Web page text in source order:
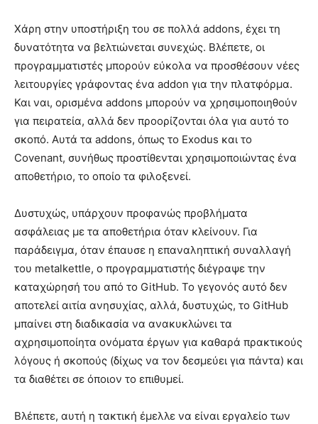
Χάρη στην υποστήριξη του σε πολλά addons, έχει τη
δυνατότητα να βελτιώνεται συνεχώς. Βλέπετε, οι
προγραμματιστές μπορούν εύκολα να προσθέσουν νέες
λειτουργίες γράφοντας ένα addon για την πλατφόρμα.
Και ναι, ορισμένα addons μπορούν να χρησιμοποιηθούν
για πειρατεία, αλλά δεν προορίζονται όλα για αυτό το
σκοπό. Αυτά τα addons, όπως το Exodus και το
Covenant, συνήθως προστίθενται χρησιμοποιώντας ένα
αποθετήριο, το οποίο τα φιλοξενεί.
Δυστυχώς, υπάρχουν προφανώς προβλήματα
ασφάλειας με τα αποθετήρια όταν κλείνουν. Για
παράδειγμα, όταν έπαυσε η επαναληπτική συναλλαγή
του metalkettle, ο προγραμματιστής διέγραψε την
καταχώρησή του από το GitHub. Το γεγονός αυτό δεν
αποτελεί αιτία ανησυχίας, αλλά, δυστυχώς, το GitHub
μπαίνει στη διαδικασία να ανακυκλώνει τα
αχρησιμοποίητα ονόματα έργων για καθαρά πρακτικούς
λόγους ή σκοπούς (δίχως να τον δεσμεύει για πάντα) και
τα διαθέτει σε όποιον το επιθυμεί.
Βλέπετε, αυτή η τακτική έμελλε να είναι εργαλείο των